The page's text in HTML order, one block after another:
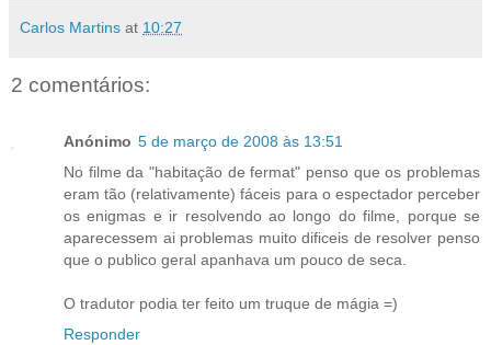
Carlos Martins at 10:27
2 comentários:
Anónimo 5 de março de 2008 às 13:51
No filme da "habitação de fermat" penso que os problemas
eram tão (relativamente) fáceis para o espectador perceber
os enigmas e ir resolvendo ao longo do filme, porque se
aparecessem ai problemas muito dificeis de resolver penso
que o publico geral apanhava um pouco de seca.
O tradutor podia ter feito um truque de mágia =)
Responder